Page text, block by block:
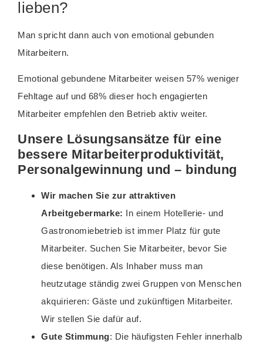
lieben?
Man spricht dann auch von emotional gebunden
Mitarbeitern.
Emotional gebundene Mitarbeiter weisen 57% weniger
Fehltage auf und 68% dieser hoch engagierten
Mitarbeiter empfehlen den Betrieb aktiv weiter.
Unsere Lösungsansätze für eine
bessere Mitarbeiterproduktivität,
Personalgewinnung und – bindung
Wir machen Sie zur attraktiven
Arbeitgebermarke: In einem Hotellerie- und
Gastronomiebetrieb ist immer Platz für gute
Mitarbeiter. Suchen Sie Mitarbeiter, bevor Sie
diese benötigen. Als Inhaber muss man
heutzutage ständig zwei Gruppen von Menschen
akquirieren: Gäste und zukünftigen Mitarbeiter.
Wir stellen Sie dafür auf.
Gute Stimmung: Die häufigsten Fehler innerhalb